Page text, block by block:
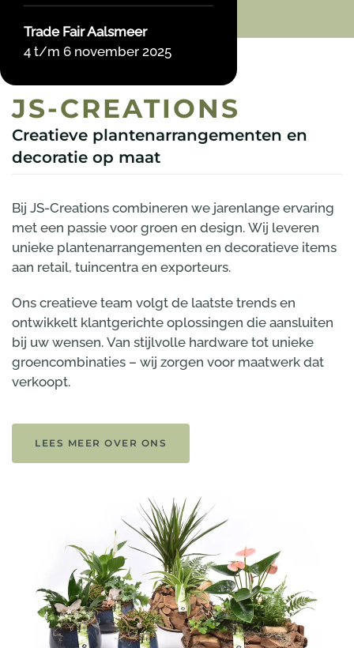
Trade Fair Aalsmeer
4 t/m 6 november 2025
JS-CREATIONS
Creatieve plantenarrangementen en
decoratie op maat
Bij JS-Creations combineren we jarenlange ervaring
met een passie voor groen en design. Wij leveren
unieke plantenarrangementen en decoratieve items
aan retail, tuincentra en exporteurs.
Ons creatieve team volgt de laatste trends en
ontwikkelt klantgerichte oplossingen die aansluiten
bij uw wensen. Van stijlvolle hardware tot unieke
groencombinaties – wij zorgen voor maatwerk dat
verkoopt.
LEES MEER OVER ONS